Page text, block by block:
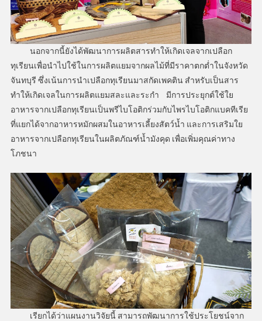
นอกจากนี้ยังได้พัฒนาการผลิตสารทำให้เกิดเจลจากเปลือก
ทุเรียนเพื่อนำไปใช้ในการผลิตแยมจากผลไม้ที่มีราคาตกต่ำในจังหวัด
จันทบุรี ซึ่งเน้นการนำเปลือกทุเรียนมาสกัดเพคติน สำหรับเป็นสาร
ทำให้เกิดเจลในการผลิตแยมสละและระกำ มีการประยุกต์ใช้ใย
อาหารจากเปลือกทุเรียนเป็นพรีไบโอติกร่วมกับไพรไบโอติกแบคทีเรีย
ที่แยกได้จากอาหารหมักผสมในอาหารเลี้ยงสัตว์น้ำ และการเสริมใย
อาหารจากเปลือกทุเรียนในผลิตภัณฑ์น้ำมังคุด เพื่อเพิ่มคุณค่าทาง
โภชนา
เรียกได้ว่าแผนงานวิจัยนี้ สามารถพัฒนาการใช้ประโยชน์จาก